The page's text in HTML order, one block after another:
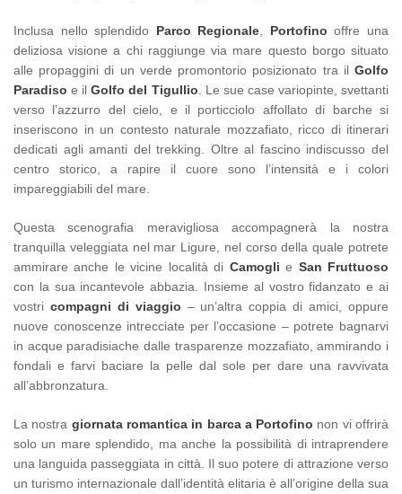
Inclusa nello splendido Parco Regionale Portofino offre una
deliziosa visione a chi raggiunge via mare questo borgo situato
alle propaggini di un verde promontorio posizionato tra il Golfo
Paradiso e ilGolfo del Tigullio . Le sue case variopinte, svettanti
verso l’azzurro del cielo, e il porticciolo affollato di barche si
inseriscono in un contesto naturale mozzafiato, ricco di itinerari
dedicati agli amanti del trekking. Oltre al fascino indiscusso del
centro storico, a rapire il cuore sono l’intensità e i colori
impareggiabili del mare.
Questa scenografia meravigliosa accompagnerà la nostra
tranquilla veleggiata nel mar Ligure, nel corso della quale potrete
ammirare anche le vicine località di Camogli e San Fruttuoso
con la sua incantevole abbazia. Insieme al vostro fidanzato e ai
vostri compagni di viaggio – un’altra coppia di amici, oppure
nuove conoscenze intrecciate per l’occasione – potrete bagnarvi
in acque paradisiache dalle trasparenze mozzafiato, ammirando i
fondali e farvi baciare la pelle dal sole per dare una ravvivata
all’abbronzatura.
La nostra giornata romantica in barca a Portofino non vi offrirà
solo un mare splendido, ma anche la possibilità di intraprendere
una languida passeggiata in città. Il suo potere di attrazione verso
un turismo internazionale dall’identità elitaria è all’origine della sua